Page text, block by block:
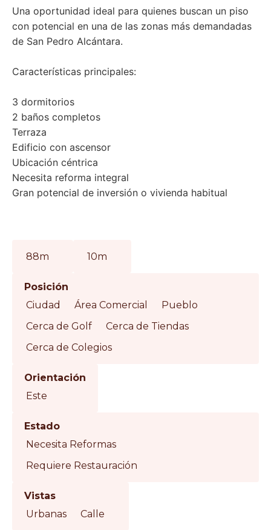
Una oportunidad ideal para quienes buscan un piso
con potencial en una de las zonas ‌más ‌demandadas
‌de ‌San ‌Pedro Alcántara.
Características ‌principales: ‌
3 dormitorios
2 baños completos
Terraza ‌
Edificio ‌con ascensor ‌
Ubicación céntrica ‌
Necesita reforma integral ‌
Gran ‌potencial ‌de ‌inversión ‌o ‌vivienda ‌habitual
88m 10m
Posición
Ciudad
Área Comercial
Pueblo
Cerca de Golf
Cerca de Tiendas
Cerca de Colegios
Orientación
Este
Estado
Necesita Reformas
Requiere Restauración
Vistas
Urbanas
Calle